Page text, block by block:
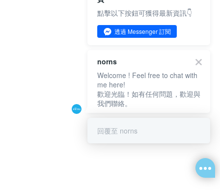
點擊以下按鈕可獲得最新資訊👇
透過 Messenger 訂閱
norns
Welcome ! Feel free to chat with
me here!
歡迎光臨！如有任何問題，歡迎與
我們聯絡。
回覆至 norns